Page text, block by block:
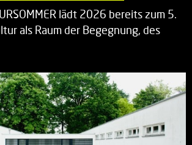
lädt 2026 bereits zum 5.
als Raum der Begegnung, des